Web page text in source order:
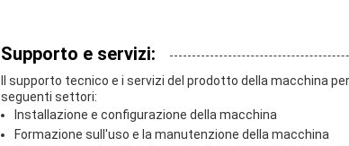
Supporto e servizi:
Il supporto tecnico e i servizi del prodotto della macchina
seguenti settori:
Installazione e configurazione della macchina
Formazione sull'uso e la manutenzione della macchina